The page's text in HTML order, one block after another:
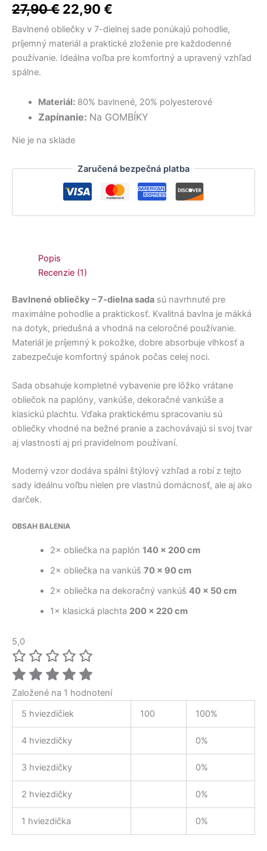
zákazníckej
recenzie
27,90€ bola:
27,90 €.
22,90 €
22,90 €.
Bavlnené obliečky v 7-dielnej sade ponúkajú pohodlie,
príjemný materiál a praktické zloženie pre každodenné
používanie. Ideálna voľba pre komfortný a upravený vzhľad
spálne.
Materiál:80% bavlnené, 20% polyesterové
Zapínanie: Na GOMBÍKY
Nie je na sklade
Zaručená bezpečná platba
Popis
Recenzie (1)
Bavlnené obliečky – 7-dielna sada sú navrhnuté pre
maximálne pohodlie a praktickosť. Kvalitná bavlna je mäkká
na dotyk, priedušná a vhodná na celoročné používanie.
Materiál je príjemný k pokožke, dobre absorbuje vlhkosť a
zabezpečuje komfortný spánok počas celej noci.
Sada obsahuje kompletné vybavenie pre lôžko vrátane
obliečok na paplóny, vankúše, dekoračné vankúše a
klasickú plachtu. Vďaka praktickému spracovaniu sú
obliečky vhodné na bežné pranie a zachovávajú si svoj tvar
aj vlastnosti aj pri pravidelnom používaní.
Moderný vzor dodáva spálni štýlový vzhľad a robí z tejto
sady ideálnu voľbu nielen pre vlastnú domácnosť, ale aj ako
darček.
OBSAH BALENIA
2× obliečka na paplón 140 × 200 cm
2× obliečka na vankúš 70 × 90 cm
2× obliečka na dekoračný vankúš 40 × 50 cm
1× klasická plachta 200 × 220 cm
5,0
Založené na 1 hodnotení
5 hviezdičiek
100 100%
4 hviezdičky 0%
3 hviezdičky 0%
2 hviezdičky 0%
1 hviezdička 0%